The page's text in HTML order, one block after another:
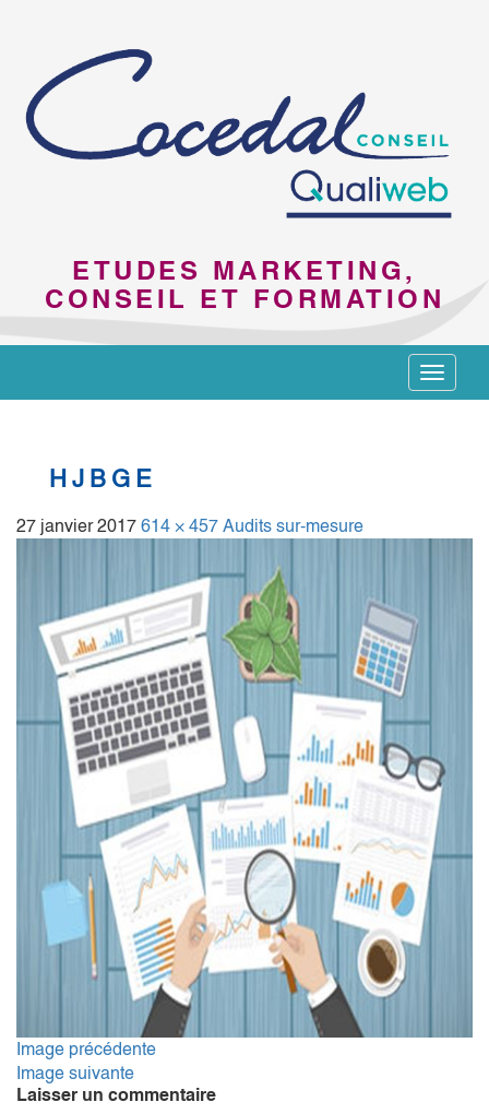
ETUDES MARKETING,
CONSEIL ET FORMATION
Toggle
HJBGE
27 janvier 2017 614 × 457 Audits sur-mesure
Image précédente
Image suivante
Laisser un commentaire